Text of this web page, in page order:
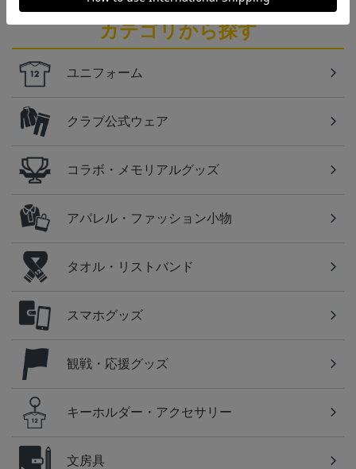
カテゴリから探す
ユニフォーム
クラブ公式ウェア
コラボ・メモリアルグッズ
アパレル・ファッション小物
タオル・リストバンド
スマホグッズ
観戦・応援グッズ
キーホルダー・アクセサリー
文房具